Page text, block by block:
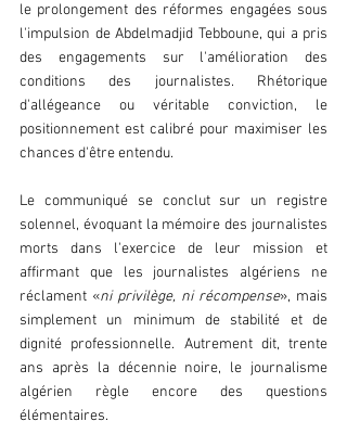
le prolongement des réformes engagées sous
l'impulsion de Abdelmadjid Tebboune, qui a pris
des engagements sur l'amélioration des
conditions des journalistes. Rhétorique
d'allégeance ou véritable conviction, le
positionnement est calibré pour maximiser les
chances d'être entendu.
Le communiqué se conclut sur un registre
solennel, évoquant la mémoire des journalistes
morts dans l'exercice de leur mission et
affirmant que les journalistes algériens ne
réclament «ni privilège, ni récompense», mais
simplement un minimum de stabilité et de
dignité professionnelle. Autrement dit, trente
ans après la décennie noire, le journalisme
algérien règle encore des questions
élémentaires.